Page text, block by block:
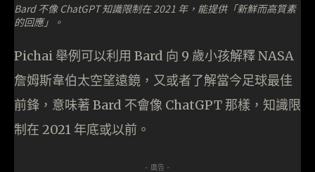
Bard 不像 ChatGPT 知識限制在 2021 年，能提供「新鮮而高質素
的回應」。
Pichai 舉例可以利用 Bard 向 9 歲小孩解釋 NASA
詹姆斯韋伯太空望遠鏡，又或者了解當今足球最佳
前鋒，意味著 Bard 不會像 ChatGPT 那樣，知識限
制在 2021 年底或以前。
- 廣告 -